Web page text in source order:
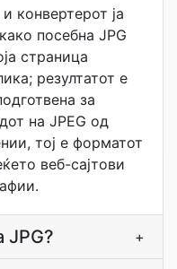
конвертерот ја
посебна JPG
страница
резултатот е
за
на JPEG од
тој е форматот
веб-сајтови
JPG? +